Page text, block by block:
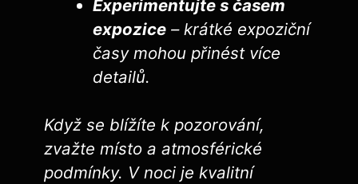
Experimentujte⁢ s časem
expozice – krátké expoziční
časy mohou přinést více
⁢detailů.
Když se blížíte k pozorování,
⁣zvažte ⁢místo a atmosférické
podmínky. V ​noci je kvalitní